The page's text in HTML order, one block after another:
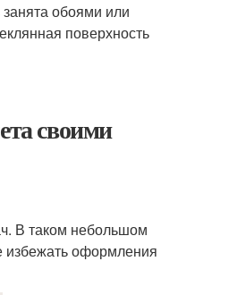
обоями или
поверхность
своими
В таком небольшом
избежать оформления